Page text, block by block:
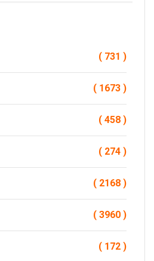
( 731 )
( 1673 )
( 458 )
( 274 )
( 2168 )
( 3960 )
( 172 )